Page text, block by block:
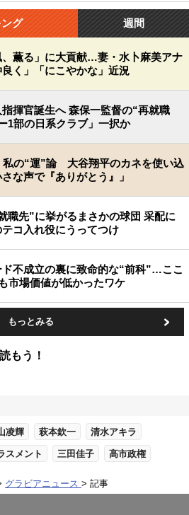
グ 週間
薫る」に大貢献…妻・水卜麻美アナ
く」「にこやかな」近況
揮官誕生へ 森保一監督の“再就職
1部の日系クラブ」一択か
私の“運”論 大谷翔平のカネを使い込
な声で『ありがとう』」
職先”に挙がるまさかの球団 采配に
コ入れ役にうってつけ
不成立の裏に致命的な“前科”…ここ
市場価値が低かったワケ
もっとみる
もう！
凌輝 萩本欽一 清水アキラ
スメント 三田佳子 高市政権
グラビアニュース 記事